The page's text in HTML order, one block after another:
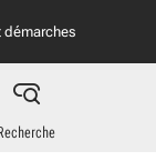
démarches